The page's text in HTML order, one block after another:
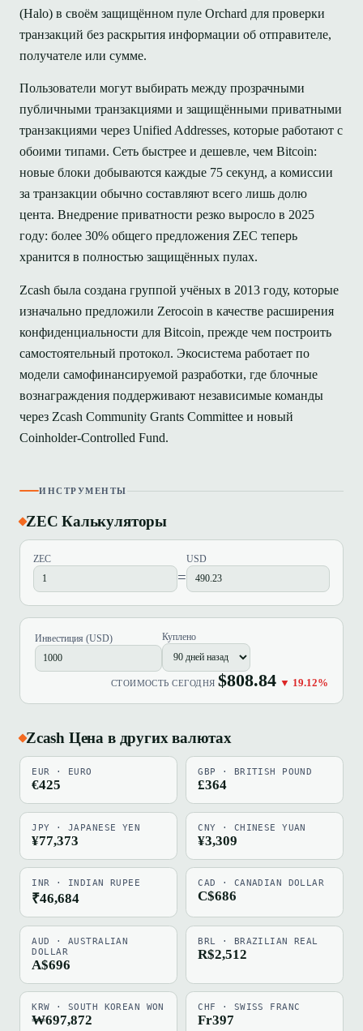
(Halo) в своём защищённом пуле Orchard для проверки
транзакций без раскрытия информации об отправителе,
получателе или сумме.
Пользователи могут выбирать между прозрачными
публичными транзакциями и защищёнными приватными
транзакциями через Unified Addresses, которые работают с
обоими типами. Сеть быстрее и дешевле, чем Bitcoin:
новые блоки добываются каждые 75 секунд, а комиссии
за транзакции обычно составляют всего лишь долю
цента. Внедрение приватности резко выросло в 2025
году: более 30% общего предложения ZEC теперь
хранится в полностью защищённых пулах.
Zcash была создана группой учёных в 2013 году, которые
изначально предложили Zerocoin в качестве расширения
конфиденциальности для Bitcoin, прежде чем построить
самостоятельный протокол. Экосистема работает по
модели самофинансируемой разработки, где блочные
вознаграждения поддерживают независимые команды
через Zcash Community Grants Committee и новый
Coinholder-Controlled Fund.
ИНСТРУМЕНТЫ
ZEC Калькуляторы
ZEC
=
USD
Инвестиция (USD) Куплено
СТОИМОСТЬ СЕГОДНЯ $808.84 ▼ 19.12%
Zcash Цена в других валютах
EUR · EURO
€425
GBP · BRITISH POUND
£364
JPY · JAPANESE YEN
¥77,373
CNY · CHINESE YUAN
¥3,309
INR · INDIAN RUPEE
₹46,684
CAD · CANADIAN DOLLAR
C$686
AUD · AUSTRALIAN
DOLLAR
A$696
BRL · BRAZILIAN REAL
R$2,512
KRW · SOUTH KOREAN WON
₩697,872
CHF · SWISS FRANC
Fr397